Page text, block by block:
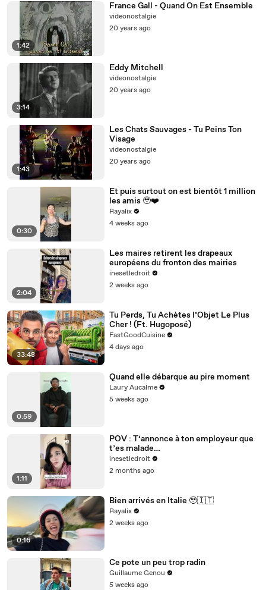
1:42
France Gall - Quand On Est Ensemble
videonostalgie
20 years ago
3:14
Eddy Mitchell
videonostalgie
20 years ago
1:43
Les Chats Sauvages - Tu Peins Ton
Visage
videonostalgie
20 years ago
0:30
Et puis surtout on est bientôt 1 million
les amis 🥹❤️‍
Rayalix
4 weeks ago
2:04
Les maires retirent les drapeaux
européens du fronton des mairies
inesetledroit
2 weeks ago
33:48
Tu Perds, Tu Achètes l’Objet Le Plus
Cher ! (Ft. Hugoposé)
FastGoodCuisine
4 days ago
0:59
Quand elle débarque au pire moment
Laury Aucalme
5 weeks ago
1:11
POV : T’annonce à ton employeur que
t’es malade…
inesetledroit
2 months ago
0:16
Bien arrivés en Italie 🥹🇮🇹
Rayalix
2 weeks ago
Ce pote un peu trop radin
Guillaume Genou
5 weeks ago